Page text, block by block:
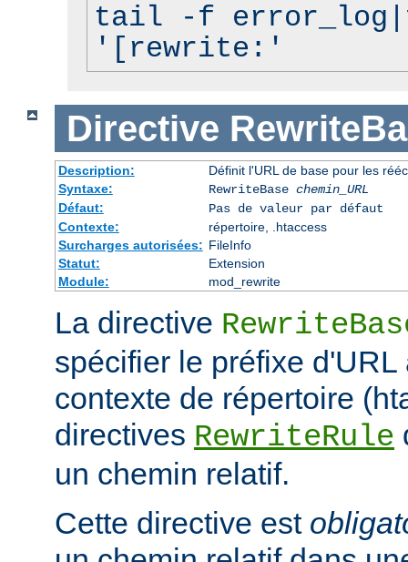
tail -f
'[rewrite:'
Directive
Description:
Définit l'URL de base pour les
Syntaxe:
RewriteBase chemin_URL
Défaut:
Pas de valeur par défaut
Contexte:
répertoire, .htaccess
Surcharges autorisées: FileInfo
Statut:
Extension
Module:
mod_rewrite
La directive
spécifier le préfixe
contexte de répertoire
directives RewriteRule
un chemin relatif.
Cette directive est